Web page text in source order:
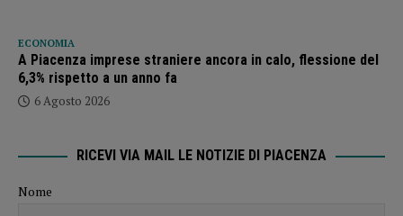
ECONOMIA
A Piacenza imprese straniere ancora in calo, flessione del
6,3% rispetto a un anno fa
6 Agosto 2026
RICEVI VIA MAIL LE NOTIZIE DI PIACENZA
Nome